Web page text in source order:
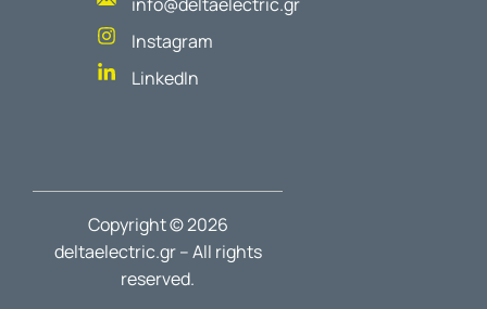
Instagram
LinkedIn
Copyright © 2026
deltaelectric.gr – All rights
reserved.